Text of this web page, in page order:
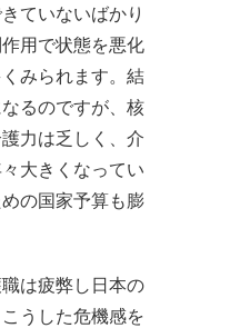
ていないばかり
用で状態を悪化
みられます。結
るのですが、核
力は乏しく、介
大きくなってい
の国家予算も膨
職は疲弊し日本の
うした危機感を